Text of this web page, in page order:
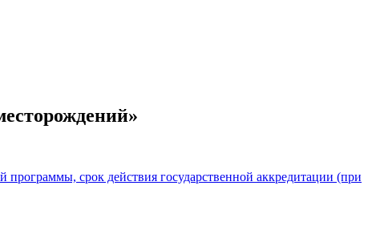
программы, срок действия государственной аккредитации (при